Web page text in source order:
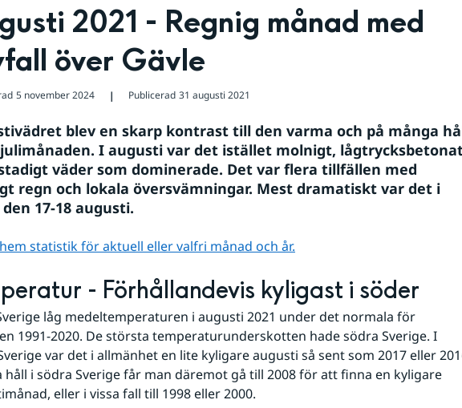
2021 - Regnig månad med
över Gävle
5 november 2024 ❘ Publicerad 31 augusti 2021
blev en skarp kontrast till den varma och på många
I augusti var det istället molnigt,
väder som dominerade. Det var flera tillfällen med
regn och lokala översvämningar. Mest dramatiskt var det i
den 17-18 augusti.
statistik för aktuell eller valfri månad och år.
- Förhållandevis kyligast i söder
låg medeltemperaturen i augusti 2021 under det normala för
1991-2020. De största temperaturunderskotten hade södra Sverige. I
var det i allmänhet en lite kyligare augusti så sent som 2017 eller
håll i södra Sverige får man däremot gå till 2008 för att finna en kyligare
eller i vissa fall till 1998 eller 2000.